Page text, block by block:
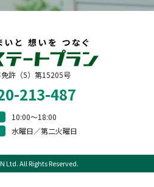
許（5）第15205号
213-487
10:00〜18:00
水曜日／第二火曜日
Ltd. All Rights Reserved.